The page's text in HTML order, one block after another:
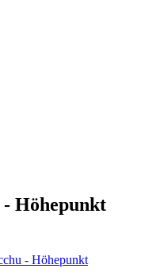
- Höhepunkt